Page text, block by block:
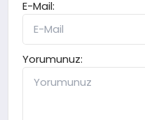
E-Mail:
Yorumunuz: